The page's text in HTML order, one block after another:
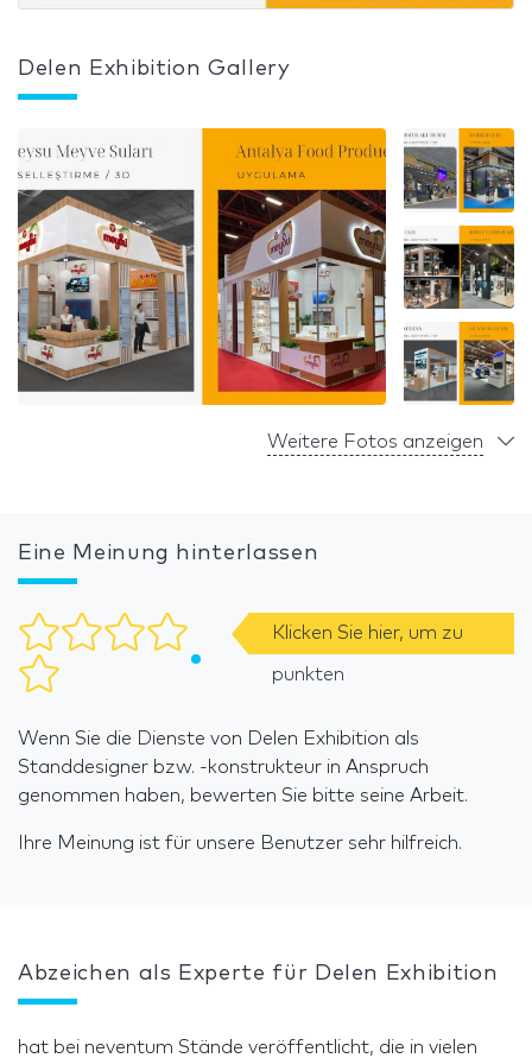
Delen Exhibition Gallery
Weitere Fotos anzeigen
Eine Meinung hinterlassen
Klicken Sie hier, um zu
punkten
Wenn Sie die Dienste von Delen Exhibition als
Standdesigner bzw. -konstrukteur in Anspruch
genommen haben, bewerten Sie bitte seine Arbeit.
Ihre Meinung ist für unsere Benutzer sehr hilfreich.
Abzeichen als Experte für Delen Exhibition
hat bei neventum Stände veröffentlicht, die in vielen